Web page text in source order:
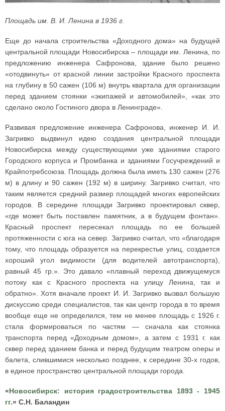
Площадь им. В. И. Ленина в 1936 г.
Еще до начала строительства «Доходного дома» на будущей
центральной площади Новосибирска – площади им. Ленина, по
предложению инженера Сафронова, здание было решено
«отодвинуть» от красной линии застройки Красного проспекта
на глубину в 50 сажен (106 м) внутрь квартала для организации
перед зданием стоянки «экипажей и автомобилей», «как это
сделано около Гостиного двора в Ленинграде».
Развивая предложение инженера Сафронова, инженер И. И.
Загривко выдвинул идею создания центральной площади
Новосибирска между существующими уже зданиями старого
Городского корпуса и Промбанка и зданиями Госучреждений и
Крайпотребсоюза. Площадь должна была иметь 130 сажен (276
м) в длину и 90 сажен (192 м) в ширину. Загривко считал, что
таким является средний размер площадей многих европейских
городов. В середине площади Загривко проектировал сквер,
«где может быть поставлен памятник, а в будущем фонтан».
Красный проспект пересекал площадь по ее большей
протяженности с юга на север. Загривко считал, что «благодаря
тому, что площадь образуется на перекрестье улиц, создается
хороший угол видимости (для водителей автотранспорта),
равный 45 гр.». Это давало «плавный переход движущемуся
потоку как с Красного проспекта на улицу Ленина, так и
обратно». Хотя вначале проект И. И. Загривко вызвал большую
дискуссию среди специалистов, так как центр города в то время
вообще еще не определился, тем не менее площадь с 1926 г.
стала формироваться по частям — сначала как стоянка
транспорта перед «Доходным домом», а затем с 1931 г. как
сквер перед зданием банка и перед будущим театром оперы и
балета, слившимися несколько позднее, к середине 30-х годов,
в единое пространство центральной площади города.
«Новосибирск: история градостроительства 1893 - 1945
гг.» С.Н. Баландин